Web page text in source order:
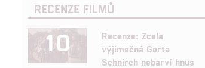
RECENZE FILMŮ
10
Recenze: Zcela
výjimečná Gerta
Schnirch nebarví hnus